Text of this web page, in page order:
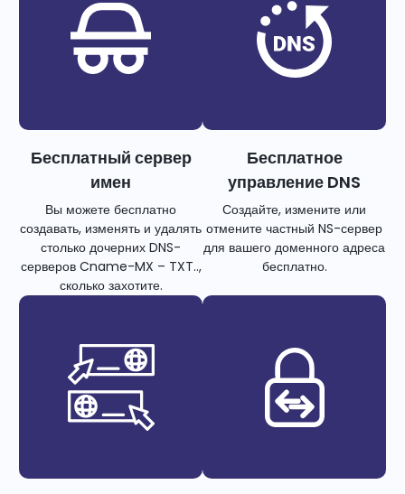
Бесплатный сервер
имен
Вы можете бесплатно
создавать, изменять и удалять
столько дочерних DNS-
серверов Cname-MX – TXT..,
сколько захотите.
Бесплатное
управление DNS
Создайте, измените или
отмените частный NS-сервер
для вашего доменного адреса
бесплатно.